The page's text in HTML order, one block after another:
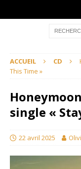
ACCUEIL CD
This Time »
single «
22 avril 2025